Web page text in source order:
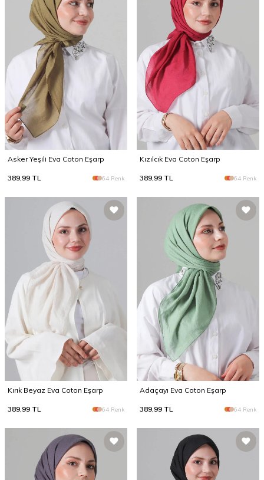
Asker Yeşili Eva Coton Eşarp
389,99 TL 64 Renk
Kızılcık Eva Coton Eşarp
389,99 TL 64 Renk
Kırık Beyaz Eva Coton Eşarp
389,99 TL 64 Renk
Adaçayı Eva Coton Eşarp
389,99 TL 64 Renk